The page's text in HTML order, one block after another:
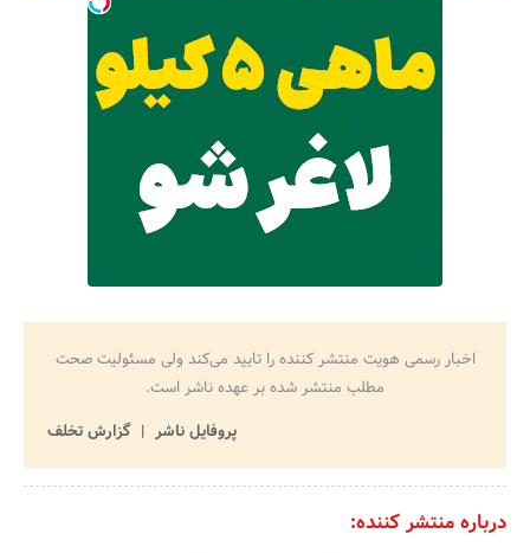
اخبار رسمی هویت منتشر کننده را تایید می‌کند ولی مسئولیت صحت
مطلب منتشر شده بر عهده ناشر است.
پروفایل ناشر
گزارش تخلف
درباره منتشر کننده: